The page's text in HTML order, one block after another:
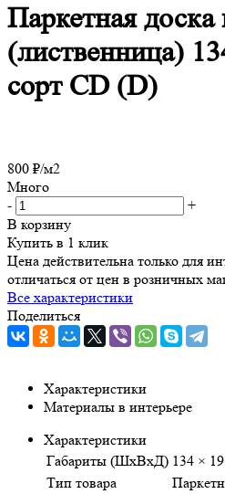
Паркетная доска
(лиственница)
сорт CD (D)
800 ₽/м2
Много
-
+
В корзину
Купить в 1 клик
Цена действительна только для
отличаться от цен в розничных
Все характеристики
Поделиться
Характеристики
Материалы в интерьере
Характеристики
Габариты (ШхВхД) 134 ×
Тип товара